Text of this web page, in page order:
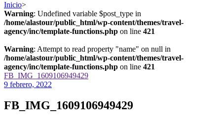
Inicio>
Warning: Undefined variable $post_type in
/home/alastour/public_html/wp-content/themes/travel-
agency/inc/template-functions.php on line 421
Warning: Attempt to read property "name" on null in
/home/alastour/public_html/wp-content/themes/travel-
agency/inc/template-functions.php on line 421
FB_IMG_1609106949429
9 febrero, 2022
FB_IMG_1609106949429